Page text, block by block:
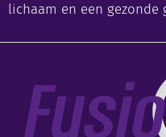
lichaam en een gezonde